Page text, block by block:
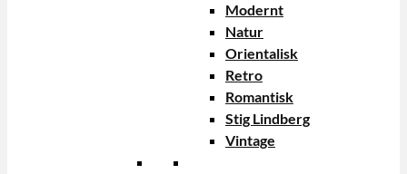
Modernt
Natur
Orientalisk
Retro
Romantisk
Stig Lindberg
Vintage